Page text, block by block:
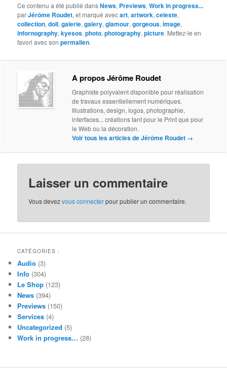
Ce contenu a été publié dansNews, Previews,Work in progress...
parJérôme Roudet, et marqué avecart,artwork,celeste,
collection,doll,galerie,galery,glamour,gorgeous,image,
infornography,kyesos,photo,photography,picture. Mettez-le en
favori avec sonpermalien.
A propos Jérôme Roudet
Graphiste polyvalent disponible pour réalisation
de travaux essentiellement numériques.
Illustrations, design, logos, photographie,
interfaces... créations tant pour le Print que pour
le Web ou la décoration.
Voir tous les articles de Jérôme Roudet →
Laisser un commentaire
Vous devezvous connecterpour publier un commentaire.
CATÉGORIES :
Audio (3)
Info (304)
Le Shop (123)
News (394)
Previews (150)
Services (4)
Uncategorized (5)
Work in progress… (28)